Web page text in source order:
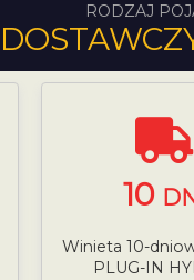
RODZAJ
10
Winieta 10-
PLUG-IN